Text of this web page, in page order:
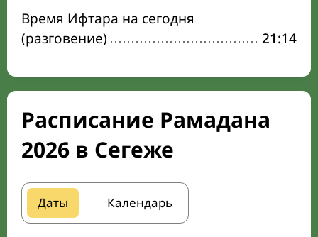
Время Ифтара на сегодня
(разговение)
21:14
Расписание Рамадана
2026 в Сегеже
Даты Календарь